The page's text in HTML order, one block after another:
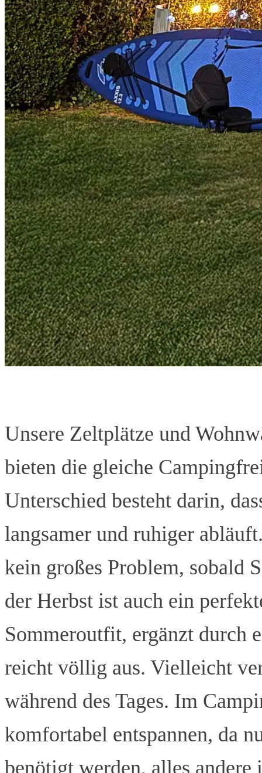
Unsere Zeltplätze und
bieten die gleiche
Unterschied besteht darin,
langsamer und ruhiger
kein großes Problem, sobald
der Herbst ist auch ein
Sommeroutfit, ergänzt durch
reicht völlig aus. Vielleicht
während des Tages. Im
komfortabel entspannen, da
benötigt werden, alles